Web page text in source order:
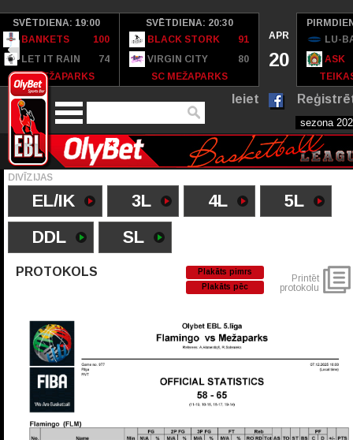
SVĒTDIENA: 19:00
BANKETS
100
LET IT RAIN
74
SC MEŽAPARKS
SVĒTDIENA: 20:30
BLACK STORK
91
VIRGIN CITY
80
SC MEŽAPARKS
APR
20
LU-
ASK
Ieiet
DIVĪZIJAS
EL/IK 3L 4L
5L
DDL
SL
PROTOKOLS
Plakāts pimrs
Plakāts pēc
Printēt
protokolu